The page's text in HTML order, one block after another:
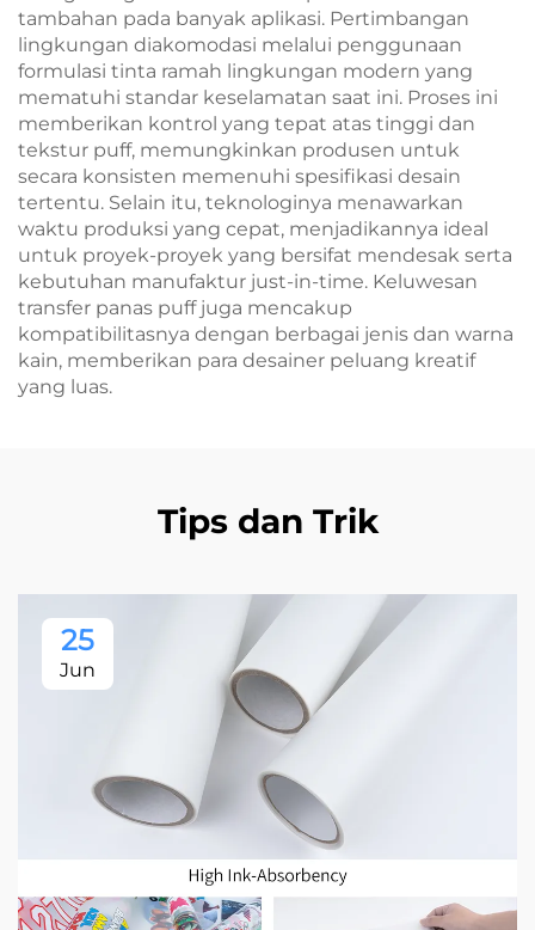
tambahan pada banyak aplikasi. Pertimbangan
lingkungan diakomodasi melalui penggunaan
formulasi tinta ramah lingkungan modern yang
mematuhi standar keselamatan saat ini. Proses ini
memberikan kontrol yang tepat atas tinggi dan
tekstur puff, memungkinkan produsen untuk
secara konsisten memenuhi spesifikasi desain
tertentu. Selain itu, teknologinya menawarkan
waktu produksi yang cepat, menjadikannya ideal
untuk proyek-proyek yang bersifat mendesak serta
kebutuhan manufaktur just-in-time. Keluwesan
transfer panas puff juga mencakup
kompatibilitasnya dengan berbagai jenis dan warna
kain, memberikan para desainer peluang kreatif
yang luas.
Tips dan Trik
25
Jun